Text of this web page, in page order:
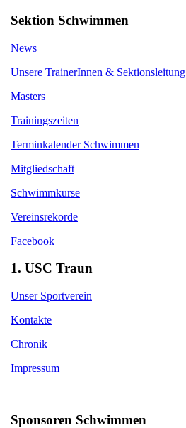
Sektion Schwimmen
News
Unsere TrainerInnen & Sektionsleitung
Masters
Trainingszeiten
Terminkalender Schwimmen
Mitgliedschaft
Schwimmkurse
Vereinsrekorde
Facebook
1. USC Traun
Unser Sportverein
Kontakte
Chronik
Impressum
Sponsoren Schwimmen